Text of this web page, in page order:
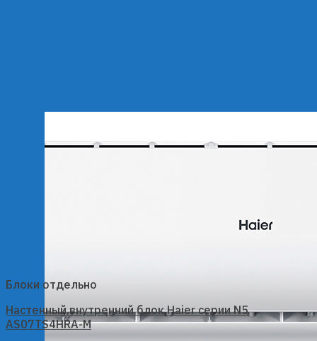
Блоки отдельно
Настенный внутренний блок Haier серии N5
AS07TS4HRA-M